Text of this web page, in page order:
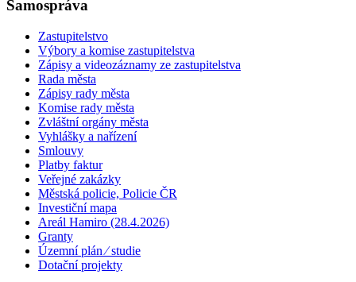
Samospráva
Zastupitelstvo
Výbory a komise zastupitelstva
Zápisy a videozáznamy ze zastupitelstva
Rada města
Zápisy rady města
Komise rady města
Zvláštní orgány města
Vyhlášky a nařízení
Smlouvy
Platby faktur
Veřejné zakázky
Městská policie, Policie ČR
Investiční mapa
Areál Hamiro (28.4.2026)
Granty
Územní plán ⁄ studie
Dotační projekty